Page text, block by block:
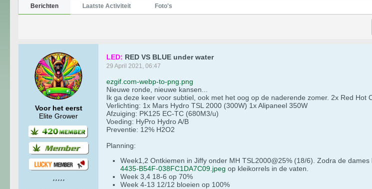
Berichten Laatste Activiteit Foto's
Voor het eerst
Elite Grower
LED: RED VS BLUE under water
29 April 2021, 06:47
ezgif.com-webp-to-png.png
Nieuwe ronde, nieuwe kansen...
Ik ga deze keer voor subtiel, ook met het oog op de naderende zomer. 2x Red Hot
Verlichting: 1x Mars Hydro TSL 2000 (300W) 1x Alipaneel 350W
Afzuiging: PK125 EC-TC (680M3/u)
Voeding: HyPro Hydro A/B
Preventie: 12% H2O2
Planning:
Week1,2 Ontkiemen in Jiffy onder MH TSL2000@25% (18/6). Zodra de dames
4435-B54F-038FC1DA7C09.jpeg op kleikorrels in de vaten.
Week 3,4 18-6 op 70%
Week 4-13 12/12 bloeien op 100%